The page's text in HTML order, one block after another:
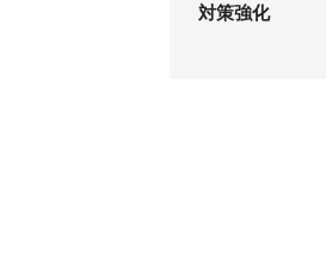
対策強化